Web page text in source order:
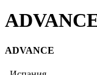
ADVANCE